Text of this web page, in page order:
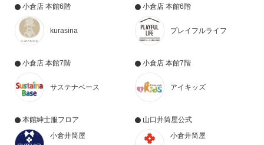
小倉店 本館6階
kurasina
小倉店 本館6階
プレイフルライフ
小倉店 本館7階
サステナベース
小倉店 本館7階
アイキッズ
本館紳士服フロア
小倉井筒屋
山口井筒屋公式
小倉井筒屋